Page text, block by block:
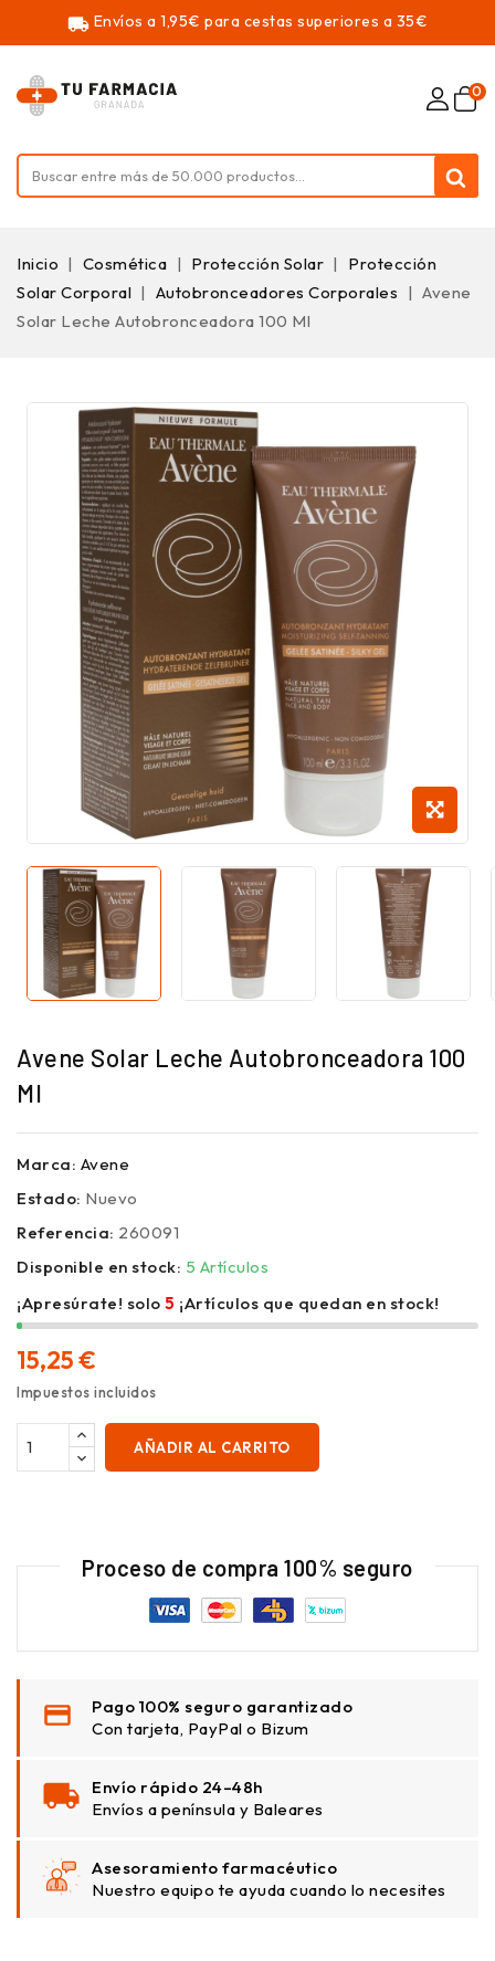
local_shipping Envíos a 1,95€ para cestas superiores a 35€
0
Inicio Cosmética Protección Solar
Protección
Solar Corporal
Autobronceadores Corporales
Avene
Solar Leche Autobronceadora 100 Ml
Avene Solar Leche Autobronceadora 100
Ml
Marca: Avene
Estado: Nuevo
Referencia: 260091
Disponible en stock: 5 Artículos
¡Apresúrate! solo 5 ¡Artículos que quedan en stock!
15,25 €
Impuestos incluidos
AÑADIR AL CARRITO
Proceso de compra 100% seguro
Pago 100% seguro garantizado
Con tarjeta, PayPal o Bizum
Envío rápido 24–48h
Envíos a península y Baleares
Asesoramiento farmacéutico
Nuestro equipo te ayuda cuando lo necesites